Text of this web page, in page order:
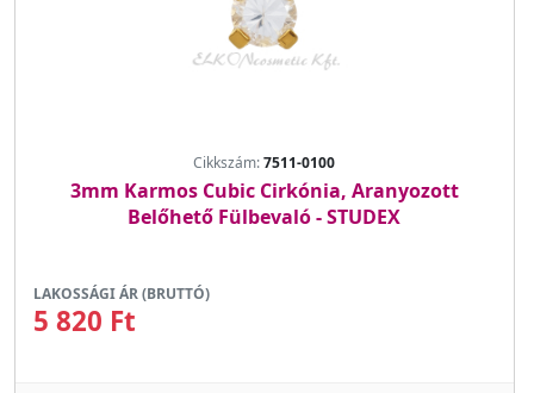
Cikkszám:7511-0100
3mm Karmos Cubic Cirkónia, Aranyozott
Belőhető Fülbevaló - STUDEX
LAKOSSÁGI ÁR (BRUTTÓ)
5 820 Ft